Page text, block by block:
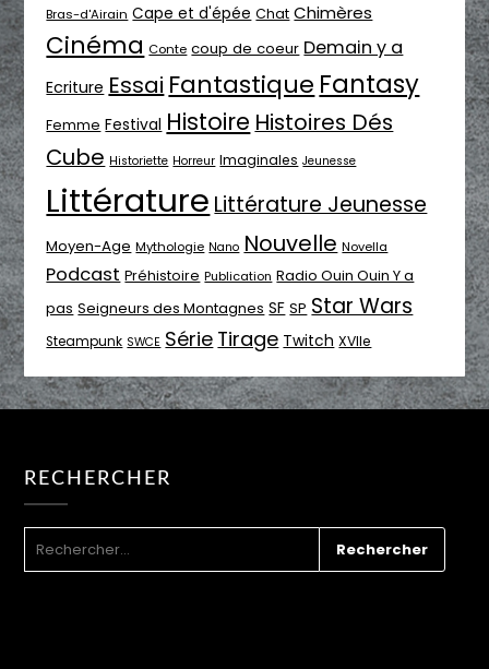
Bras-d'Airain Cape et d'épée Chat Chimères
Cinéma Conte coup de coeur Demain y a
Ecriture Essai Fantastique Fantasy
Femme Festival Histoire Histoires Dés
Cube Historiette Horreur Imaginales Jeunesse
Littérature Littérature Jeunesse
Moyen-Age Mythologie Nano Nouvelle Novella
Podcast Préhistoire Publication Radio Ouin Ouin Y a
pas Seigneurs des Montagnes SF SP Star Wars
Steampunk SWCE Série Tirage Twitch XVIIe
RECHERCHER